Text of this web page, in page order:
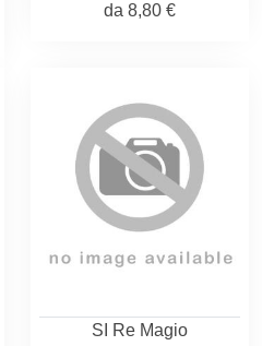
da 8,80 €
SI Re Magio